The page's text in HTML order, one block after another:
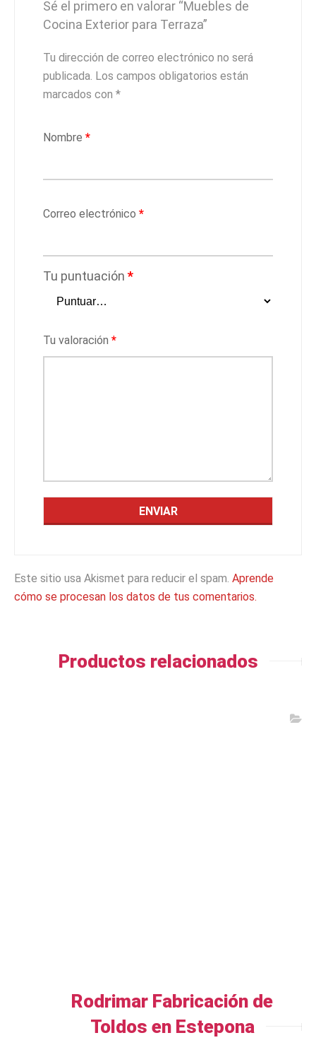
Sé el primero en valorar “Muebles de
Cocina Exterior para Terraza”
Tu dirección de correo electrónico no será
publicada. Los campos obligatorios están
marcados con *
Nombre *
Correo electrónico *
Tu puntuación *
Tu valoración *
Este sitio usa Akismet para reducir el spam. Aprende
cómo se procesan los datos de tus comentarios.
Productos relacionados
Rodrimar Fabricación de
Toldos en Estepona